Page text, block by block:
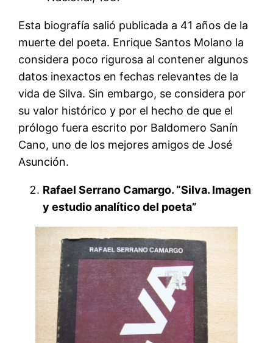
Esta biografía salió publicada a 41 años de la
muerte del poeta. Enrique Santos Molano la
considera poco rigurosa al contener algunos
datos inexactos en fechas relevantes de la
vida de Silva. Sin embargo, se considera por
su valor histórico y por el hecho de que el
prólogo fuera escrito por Baldomero Sanín
Cano, uno de los mejores amigos de José
Asunción.
Rafael Serrano Camargo. “Silva. Imagen
y estudio analítico del poeta”